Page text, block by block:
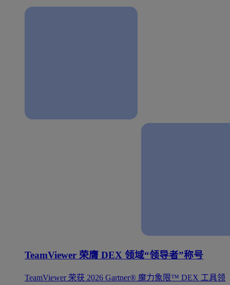
TeamViewer 荣膺 DEX 领域“领导者”称号
TeamViewer 荣获 2026 Gartner® 魔力象限™ DEX 工具领